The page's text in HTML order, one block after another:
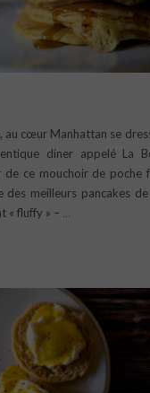
au cœur Manhattan se
diner appelé La
ce mouchoir de poche
des meilleurs pancakes
« fluffy » – …